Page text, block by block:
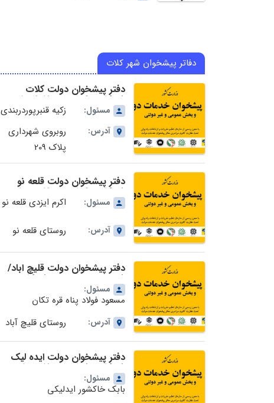
دفاتر پیشخوان شهر کلات
دفتر پیشخوان دولت کلات
استان خراسان رضوی
مسئول: زکیه قنبرپوردربندی
آدرس:
روبروی شهرداری
پلاک 209
دفتر پیشخوان دولت قلعه نو
استان خراسان رضوی
مسئول: اکرم ایزدی قلعه نو
آدرس: روستای قلعه نو
دفتر پیشخوان دولت قلیچ اباد/
شهید مهدی هنرمند شهرکلات
خراسان رضوی
مسئول:
مسعود فولاد پناه قره تکان
آدرس: روستای قلیچ آباد
دفتر پیشخوان دولت ایده لیک
استان خراسان رضوی
مسئول:
بابک خاکشور ایدلیکی